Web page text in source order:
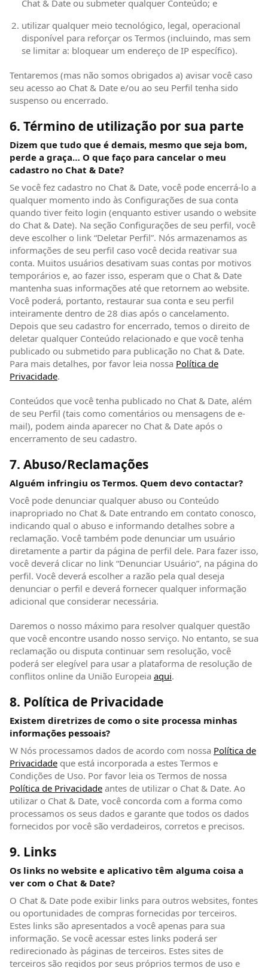
Chat & Date ou submeter qualquer Conteúdo; e
utilizar qualquer meio tecnológico, legal, operacional
disponível para reforçar os Termos (incluindo, mas sem
se limitar a: bloquear um endereço de IP específico).
Tentaremos (mas não somos obrigados a) avisar você caso
seu acesso ao Chat & Date e/ou ao seu Perfil tenha sido
suspenso ou encerrado.
6. Término de utilização por sua parte
Dizem que tudo que é demais, mesmo que seja bom,
perde a graça… O que faço para cancelar o meu
cadastro no Chat & Date?
Se você fez cadastro no Chat & Date, você pode encerrá-lo a
qualquer momento indo às Configurações de sua conta
quando tiver feito login (enquanto estiver usando o website
do Chat & Date). Na seção Configurações de seu perfil, você
deve escolher o link “Deletar Perfil”. Nós armazenamos as
informações de seu perfil caso você decida reativar sua
conta. Muitos usuários desativam suas contas por motivos
temporários e, ao fazer isso, esperam que o Chat & Date
mantenha suas informações até que retornem ao website.
Você poderá, portanto, restaurar sua conta e seu perfil
inteiramente dentro de 28 dias após o cancelamento.
Depois que seu cadastro for encerrado, temos o direito de
deletar qualquer Conteúdo relacionado e que você tenha
publicado ou submetido para publicação no Chat & Date.
Para mais detalhes, por favor leia nossa Política de
Privacidade(abre em nova janela)
.
Conteúdos que você tenha publicado no Chat & Date, além
de seu Perfil (tais como comentários ou mensagens de e-
mail), podem ainda aparecer no Chat & Date após o
encerramento de seu cadastro.
7. Abuso/Reclamações
Alguém infringiu os Termos. Quem devo contactar?
Você pode denunciar qualquer abuso ou Conteúdo
inapropriado no Chat & Date entrando em contato conosco,
indicando qual o abuso e informando detalhes sobre a
reclamação. Você também pode denunciar um usuário
diretamente a partir da página de perfil dele. Para fazer isso,
você deverá clicar no link “Denunciar Usuário”, na página do
perfil. Você deverá escolher a razão pela qual deseja
denunciar o perfil e deverá fornecer qualquer informação
adicional que considerar necessária.
Daremos o nosso máximo para resolver qualquer questão
que você encontre usando nosso serviço. No entanto, se sua
reclamação ou disputa continuar sem resolução, você
poderá ser elegível para usar a plataforma de resolução de
conflitos online da União Europeia aqui(abre em nova janela)
.
8. Política de Privacidade
Existem diretrizes de como o site processa minhas
informações pessoais?
W Nós processamos dados de acordo com nossa Política de
Privacidade (abre em nova janela)
que está incorporada a estes Termos e
Condições de Uso. Por favor leia os Termos de nossa
Política de Privacidade (abre em nova janela)
antes de utilizar o Chat & Date. Ao
utilizar o Chat & Date, você concorda com a forma como
processamos os seus dados e garante que todos os dados
fornecidos por você são verdadeiros, corretos e precisos.
9. Links
Os links no website e aplicativo têm alguma coisa a
ver com o Chat & Date?
O Chat & Date pode exibir links para outros websites, fontes
ou oportunidades de compras fornecidas por terceiros.
Estes links são apresentados a você apenas para sua
informação. Se você acessar estes links poderá ser
redirecionado às páginas de terceiros. Estes sites de
terceiros são regidos por seus próprios termos de uso e